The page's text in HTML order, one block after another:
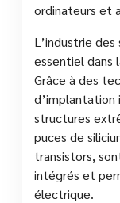
ordinateurs et
L’industrie
essentiel dans
Grâce à des
d’implantation
structures
puces de
transistors,
intégrés et
électrique.